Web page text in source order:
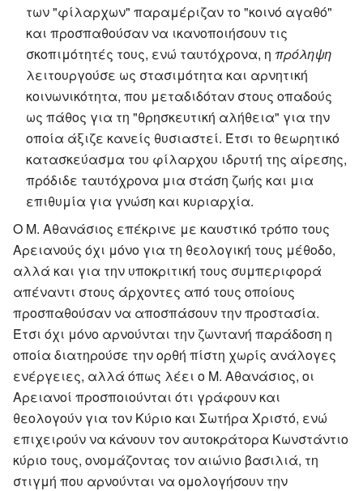
των "φίλαρχων" παραμέριζαν το "κοινό αγαθό"
και προσπαθούσαν να ικανοποιήσουν τις
σκοπιμότητές τους, ενώ ταυτόχρονα, η πρόληψη
λειτουργούσε ως στασιμότητα και αρνητική
κοινωνικότητα, που μεταδιδόταν στους οπαδούς
ως πάθος για τη "θρησκευτική αλήθεια" για την
οποία άξιζε κανείς θυσιαστεί. Έτσι το θεωρητικό
κατασκεύασμα του φίλαρχου ιδρυτή της αίρεσης,
πρόδιδε ταυτόχρονα μια στάση ζωής και μια
επιθυμία για γνώση και κυριαρχία.
Ο Μ. Αθανάσιος επέκρινε με καυστικό τρόπο τους
Αρειανούς όχι μόνο για τη θεολογική τους μέθοδο,
αλλά και για την υποκριτική τους συμπεριφορά
απέναντι στους άρχοντες από τους οποίους
προσπαθούσαν να αποσπάσουν την προστασία.
Έτσι όχι μόνο αρνούνται την ζωντανή παράδοση η
οποία διατηρούσε την ορθή πίστη χωρίς ανάλογες
ενέργειες, αλλά όπως λέει ο Μ. Αθανάσιος, οι
Αρειανοί προσποιούνται ότι γράφουν και
θεολογούν για τον Κύριο και Σωτήρα Χριστό, ενώ
επιχειρούν να κάνουν τον αυτοκράτορα Κωνστάντιο
κύριο τους, ονομάζοντας τον αιώνιο βασιλιά, τη
στιγμή που αρνούνται να ομολογήσουν την